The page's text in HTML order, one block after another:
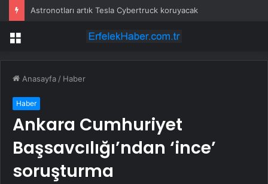
Astronotları artık Tesla Cybertruck koruyacak
Menü
Anasayfa / Haber
Haber
Ankara Cumhuriyet
Başsavcılığı’ndan ‘ince’
soruşturma